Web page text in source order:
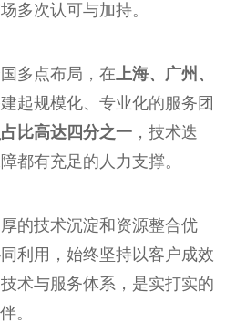
多次认可与加持。
多点布局，在上海、广州、
起规模化、专业化的服务团
比高达四分之一 ，技术迭
都有充足的人力支撑。
的技术沉淀和资源整合优
利用，始终坚持以客户成效
术与服务体系，是实打实的
。